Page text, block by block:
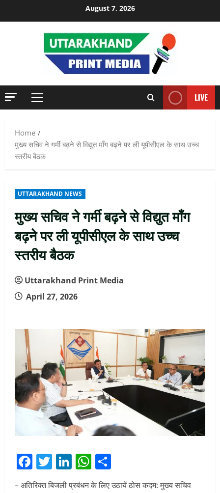
August 7, 2026
Primary
LIVE
Home
मुख्य सचिव ने गर्मी बढ़ने से विद्युत माँग बढ़ने पर ली यूपीसीएल के साथ उच्च
स्तरीय बैठक
UTTARAKHAND NEWS
मुख्य सचिव ने गर्मी बढ़ने से विद्युत माँग
बढ़ने पर ली यूपीसीएल के साथ उच्च
स्तरीय बैठक
Uttarakhand Print Media
April 27, 2026
Facebook
Twitter
LinkedIn
WhatsApp
– अतिरिक्त बिजली प्रबंधन के लिए उठायें ठोस कदम: मुख्य सचिव